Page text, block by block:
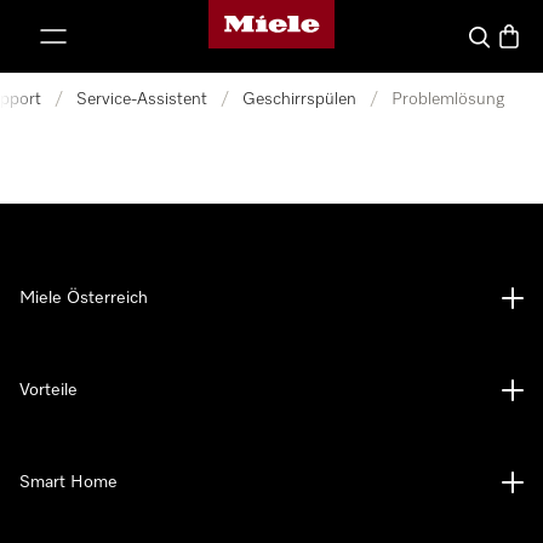
Miele-Homepage
Suche
/ Service-Assistent / Geschirrspülen / Problemlösung
Miele Österreich
Vorteile
Smart Home